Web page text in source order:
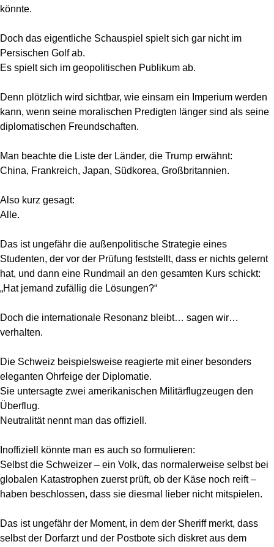
könnte.
Doch das eigentliche Schauspiel spielt sich gar nicht im
Persischen Golf ab.
Es spielt sich im geopolitischen Publikum ab.
Denn plötzlich wird sichtbar, wie einsam ein Imperium werden
kann, wenn seine moralischen Predigten länger sind als seine
diplomatischen Freundschaften.
Man beachte die Liste der Länder, die Trump erwähnt:
China, Frankreich, Japan, Südkorea, Großbritannien.
Also kurz gesagt:
Alle.
Das ist ungefähr die außenpolitische Strategie eines
Studenten, der vor der Prüfung feststellt, dass er nichts gelernt
hat, und dann eine Rundmail an den gesamten Kurs schickt:
„Hat jemand zufällig die Lösungen?“
Doch die internationale Resonanz bleibt… sagen wir…
verhalten.
Die Schweiz beispielsweise reagierte mit einer besonders
eleganten Ohrfeige der Diplomatie.
Sie untersagte zwei amerikanischen Militärflugzeugen den
Überflug.
Neutralität nennt man das offiziell.
Inoffiziell könnte man es auch so formulieren:
Selbst die Schweizer – ein Volk, das normalerweise selbst bei
globalen Katastrophen zuerst prüft, ob der Käse noch reift –
haben beschlossen, dass sie diesmal lieber nicht mitspielen.
Das ist ungefähr der Moment, in dem der Sheriff merkt, dass
selbst der Dorfarzt und der Postbote sich diskret aus dem